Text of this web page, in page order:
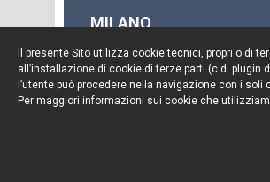
MILANO
20123 Milano
Tel. +39 02 722341
Fax. +39 02 72234545
Il presente Sito utilizza cookie tecnici, propri o di
all’installazione di cookie di terze parti (c.d.
l’utente può procedere nella navigazione con i
Per maggiori informazioni sui cookie che